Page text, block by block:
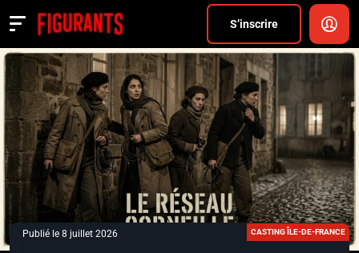
S’inscrire
Actualités
ANNONCER
FAQ
S’inscrire
CONNEXION
Publié le 8 juillet 2026
CASTING ÎLE-DE-FRANCE